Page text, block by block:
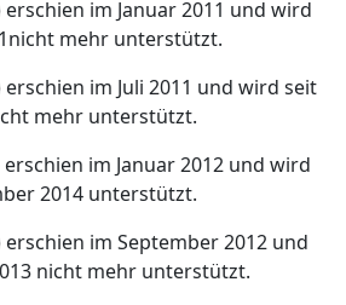
erschien im Januar 2011 und wird
mehr unterstützt.
erschien im Juli 2011 und wird seit
mehr unterstützt.
erschien im Januar 2012 und wird
2014 unterstützt.
erschien im September 2012 und
nicht mehr unterstützt.